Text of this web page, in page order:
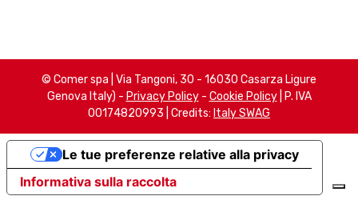
© Comer spa | Via Tangoni, 30 - 16030 Casarza Ligure
Genova Italy) - Privacy Policy- Cookie Policy| P. IVA
00174820993 | Credits: Italy SWAG
Informativa sulla raccolta
Le tue preferenze relative alla privacy